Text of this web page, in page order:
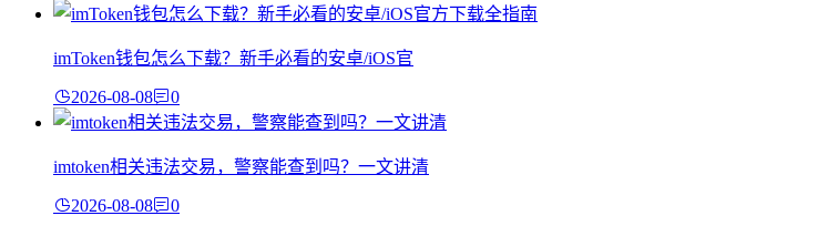
imToken钱包怎么下载？新手必看的安卓/iOS官
2026-08-08 0
imtoken相关违法交易，警察能查到吗？一文讲清
2026-08-08 0